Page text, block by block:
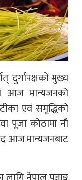
दुर्गापक्षको मुख्य
आज मान्यजनको
एवं समृद्धिको
पूजा कोठामा नौ
आज मान्यजनबाट